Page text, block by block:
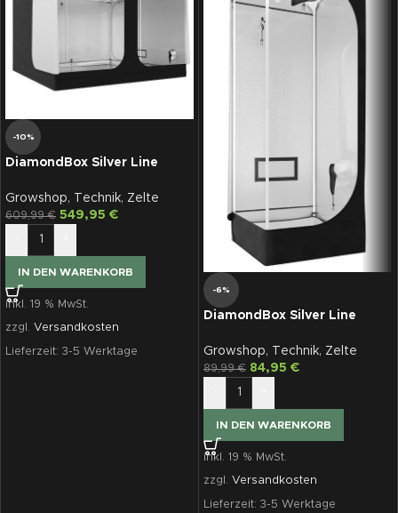
-10%
DiamondBox Silver Line
Growshop, Technik, Zelte
609,99€ 549,95 €
IN DEN WARENKORB
inkl. 19 % MwSt.
zzgl. Versandkosten
Lieferzeit: 3-5 Werktage
-6%
DiamondBox Silver Line
Growshop, Technik, Zelte
89,99€ 84,95 €
IN DEN WARENKORB
inkl. 19 % MwSt.
zzgl. Versandkosten
Lieferzeit: 3-5 Werktage